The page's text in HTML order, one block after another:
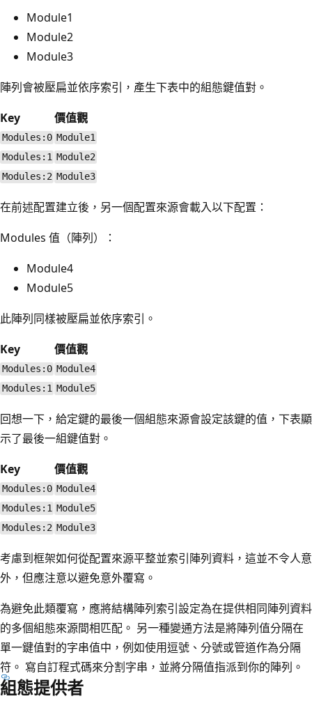
Module1
Module2
Module3
陣列會被壓扁並依序索引，產生下表中的組態鍵值對。
Key
價值觀
Modules:0 Module1
Modules:1 Module2
Modules:2 Module3
在前述配置建立後，另一個配置來源會載入以下配置：
Modules 值（陣列）：
Module4
Module5
此陣列同樣被壓扁並依序索引。
Key
價值觀
Modules:0 Module4
Modules:1 Module5
回想一下，給定鍵的最後一個組態來源會設定該鍵的值，下表顯
示了最後一組鍵值對。
Key
價值觀
Modules:0 Module4
Modules:1 Module5
Modules:2 Module3
考慮到框架如何從配置來源平整並索引陣列資料，這並不令人意
外，但應注意以避免意外覆寫。
為避免此類覆寫，應將結構陣列索引設定為在提供相同陣列資料
的多個組態來源間相匹配。 另一種變通方法是將陣列值分隔在
單一鍵值對的字串值中，例如使用逗號、分號或管道作為分隔
符。 寫自訂程式碼來分割字串，並將分隔值指派到你的陣列。
組態提供者